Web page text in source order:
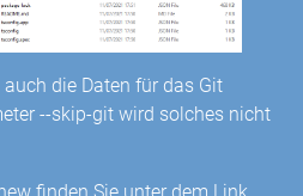
die Daten für das Git
--skip-git wird solches nicht
finden Sie unter dem Link